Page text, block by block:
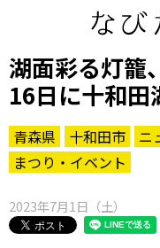
湖面彩る灯籠
16日に十和田
青森県 十和田市 ニ
まつり・イベント
2023年7月1日（土）